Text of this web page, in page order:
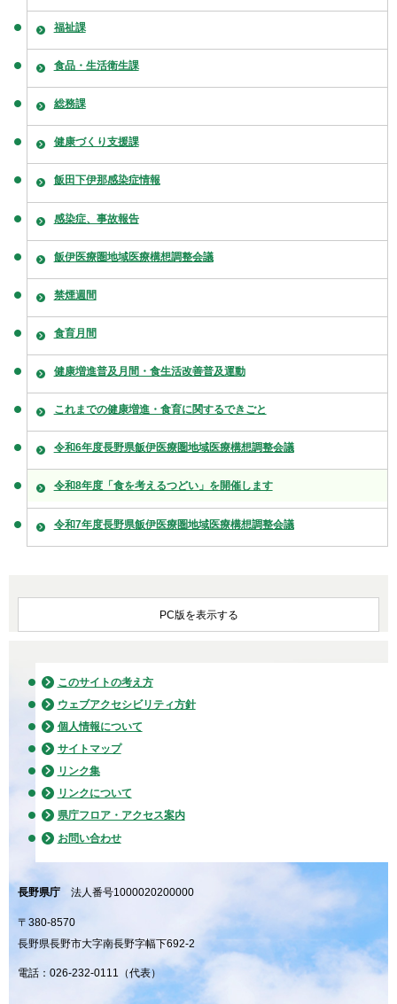
福祉課
食品・生活衛生課
総務課
健康づくり支援課
飯田下伊那感染症情報
感染症、事故報告
飯伊医療圏地域医療構想調整会議
禁煙週間
食育月間
健康増進普及月間・食生活改善普及運動
これまでの健康増進・食育に関するできごと
令和6年度長野県飯伊医療圏地域医療構想調整会議
令和8年度「食を考えるつどい」を開催します
令和7年度長野県飯伊医療圏地域医療構想調整会議
PC版を表示する
このサイトの考え方
ウェブアクセシビリティ方針
個人情報について
サイトマップ
リンク集
リンクについて
県庁フロア・アクセス案内
お問い合わせ
長野県庁 法人番号1000020200000
〒380-8570
長野県長野市大字南長野字幅下692-2
電話：026-232-0111（代表）